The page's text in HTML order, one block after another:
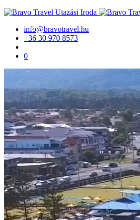
info@bravotravel.hu
+36 30 970 8573
0